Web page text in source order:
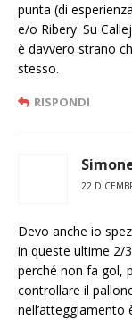
punta (di
e/o Ribery. Su
è davvero strano
stesso.
RISPONDI
22
Devo anche io
in queste ultime 2/
perché non fa gol,
controllare il